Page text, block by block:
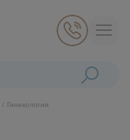
Гинекология